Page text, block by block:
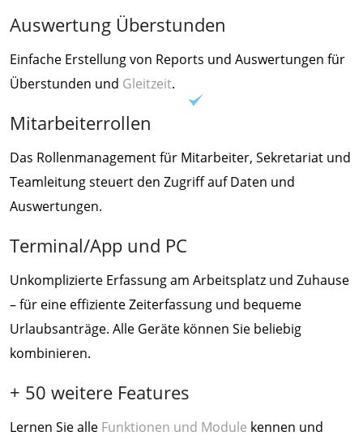
Auswertung Überstunden
Einfache Erstellung von Reports und Auswertungen für
Überstunden und Gleitzeit.
Mitarbeiterrollen
Das Rollenmanagement für Mitarbeiter, Sekretariat und
Teamleitung steuert den Zugriff auf Daten und
Auswertungen.
Terminal/App und PC
Unkomplizierte Erfassung am Arbeitsplatz und Zuhause
– für eine effiziente Zeiterfassung und bequeme
Urlaubsanträge. Alle Geräte können Sie beliebig
kombinieren.
+ 50 weitere Features
Lernen Sie alle Funktionen und Module kennen und